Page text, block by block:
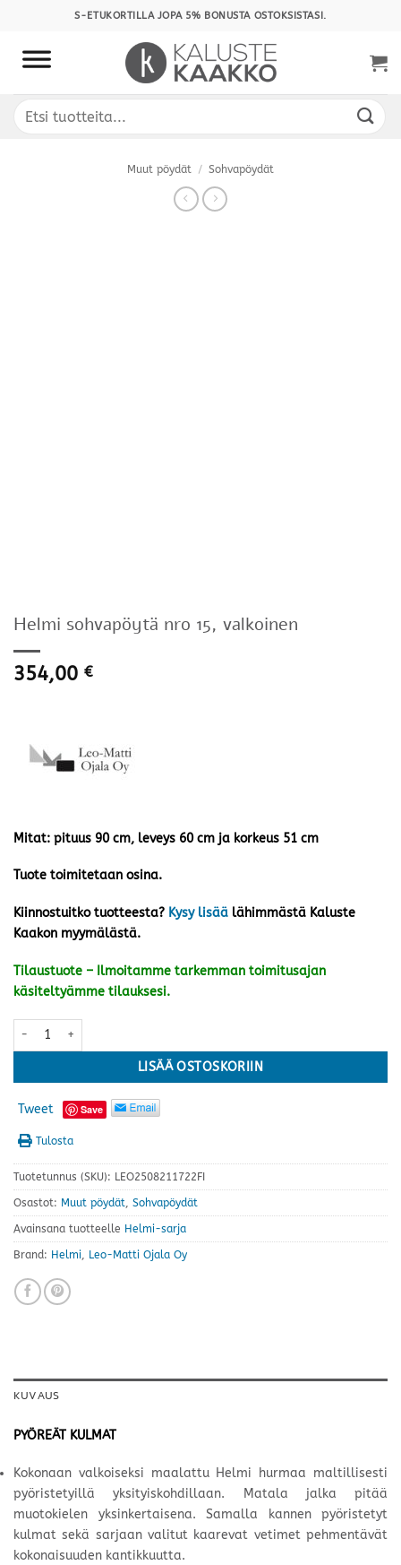
content
S-ETUKORTILLA JOPA 5% BONUSTA OSTOKSISTASI.
Etsi:
Muut pöydät / Sohvapöydät
Helmi sohvapöytä nro 15, valkoinen
354,00 €
Mitat: pituus 90 cm, leveys 60 cm ja korkeus 51 cm
Tuote toimitetaan osina.
Kiinnostuitko tuotteesta? Kysy lisää lähimmästä Kaluste
Kaakon myymälästä.
Tilaustuote – Ilmoitamme tarkemman toimitusajan
käsiteltyämme tilauksesi.
Helmi sohvapöytä nro 15, valkoinen määrä
LISÄÄ OSTOSKORIIN
Tweet Save
Tulosta
Tuotetunnus (SKU): LEO2508211722FI
Osastot: Muut pöydät, Sohvapöydät
Avainsana tuotteelle Helmi-sarja
Brand: Helmi, Leo-Matti Ojala Oy
KUVAUS
PYÖREÄT KULMAT
Kokonaan valkoiseksi maalattu Helmi hurmaa maltillisesti
pyöristetyillä yksityiskohdillaan. Matala jalka pitää
muotokielen yksinkertaisena. Samalla kannen pyöristetyt
kulmat sekä sarjaan valitut kaarevat vetimet pehmentävät
kokonaisuuden kantikkuutta.